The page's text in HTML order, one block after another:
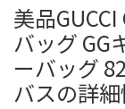
美品
バッグ GG
ーバッグ
バスの詳